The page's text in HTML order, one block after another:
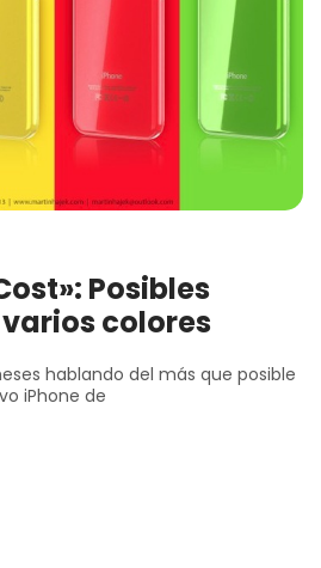
Posibles
colores
hablando del más que posible
iPhone de